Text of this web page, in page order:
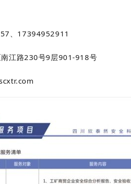
、17394952911
江路230号9层901-918号